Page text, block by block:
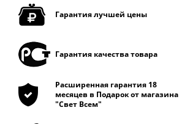
Гарантия лучшей цены
Гарантия качества товара
Расширенная гарантия 18
месяцев в Подарок от магазина
"Свет Всем"